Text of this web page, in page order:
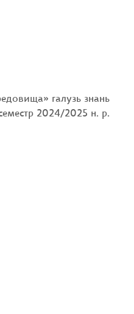
галузь знань
2024/2025 н. р.